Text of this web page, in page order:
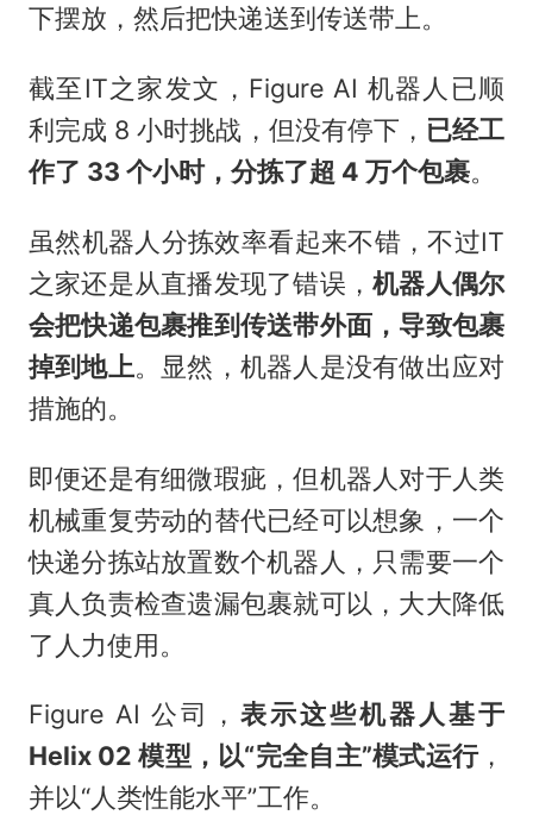
下摆放，然后把快递送到传送带上。
截至IT之家发文，Figure AI 机器人已顺
利完成 8 小时挑战，但没有停下， 已经工
作了 33 个小时，分拣了超 4 万个包裹。
虽然机器人分拣效率看起来不错，不过IT
之家还是从直播发现了错误，机器人偶尔
会把快递包裹推到传送带外面，导致包裹
掉到地上。显然，机器人是没有做出应对
措施的。
即便还是有细微瑕疵，但机器人对于人类
机械重复劳动的替代已经可以想象，一个
快递分拣站放置数个机器人，只需要一个
真人负责检查遗漏包裹就可以，大大降低
了人力使用。
Figure AI 公司， 表示这些机器人基于
Helix 02 模型，以“完全自主”模式运行，
并以“人类性能水平”工作。